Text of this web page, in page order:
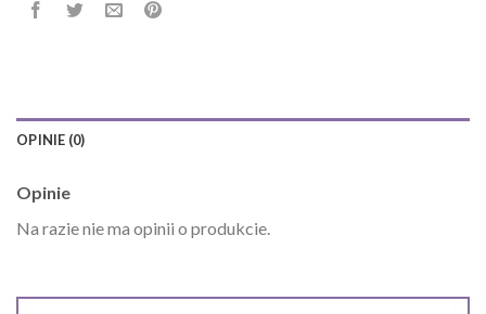
OPINIE (0)
Opinie
Na razie nie ma opinii o produkcie.